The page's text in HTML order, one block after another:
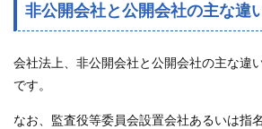
非公開会社と公開会社の主な違
会社法上、非公開会社と公開会社の主な違
です。
なお、監査役等委員会設置会社あるいは指